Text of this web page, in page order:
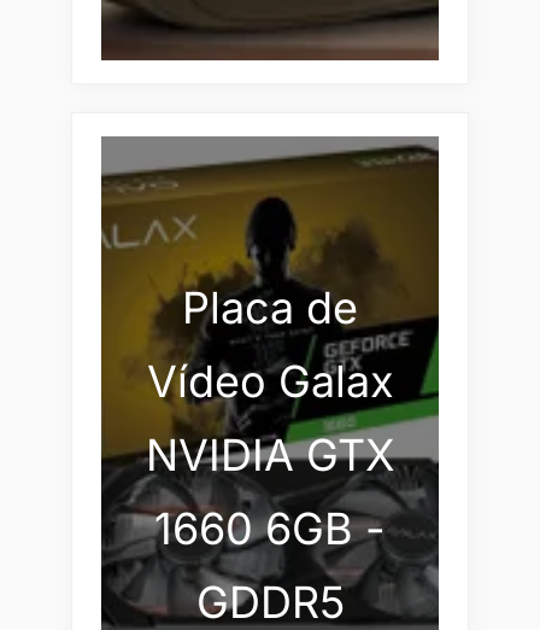
Placa de
Vídeo Galax
NVIDIA GTX
1660 6GB -
GDDR5